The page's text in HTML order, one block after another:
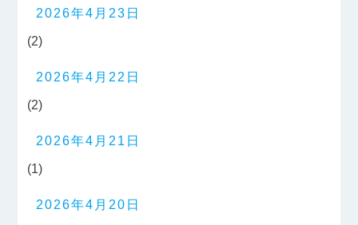
2026年4月23日
(2)
2026年4月22日
(2)
2026年4月21日
(1)
2026年4月20日